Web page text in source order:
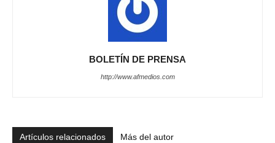
BOLETÍN DE PRENSA
http://www.afmedios.com
Artículos relacionados Más del autor